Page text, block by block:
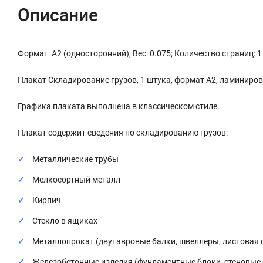
Описание
Формат: А2 (односторонний); Вес: 0.075; Количество страниц: 1
Плакат Складирование грузов, 1 штука, формат А2,
Графика плаката выполнена в классическом стиле.
Плакат содержит сведения по складированию грузов:
Металлические трубы
Мелкосортный металл
Кирпич
Стекло в ящиках
Металлопрокат (двутавровые балки, швеллеры, листовая